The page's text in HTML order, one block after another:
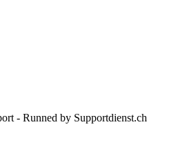
- Runned by Supportdienst.ch